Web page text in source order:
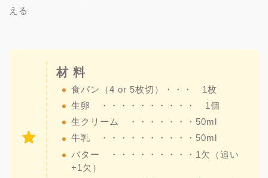
える
材 料
食パン（4 or 5枚切）・・・ 1枚
生卵 ・・・・・・・・・・ 1個
生クリーム ・・・・・・・50ml
牛乳 ・・・・・・・・・・50ml
バター ・・・・・・・・・1欠（追い
+1欠）